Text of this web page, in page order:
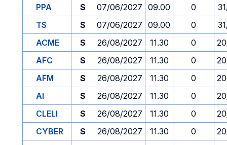
PPA S 07/06/2027 09.00 0
TS
S 07/06/2027 09.00 0
ACME
S 26/08/2027 11.30 0
AFC
S 26/08/2027 11.30 0
AFM
S 26/08/2027 11.30 0
AI
S 26/08/2027 11.30 0
CLELI
S 26/08/2027 11.30 0
CYBER
S 26/08/2027 11.30 0